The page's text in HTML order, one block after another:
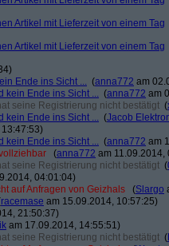
Artikel mit Lieferzeit von einem Tag
Artikel mit Lieferzeit von einem Tag
Ende ins Sicht ... (anna772 am
kein Ende ins Sicht ... (anna772 am
seine Registrierung nicht bestätigt (
kein Ende ins Sicht ... (Jacob
kein Ende ins Sicht ... (anna772 am
(anna772 am 11.09.2014,
seine Registrierung nicht bestätigt (
04:01:04)
auf Anfragen von Geizhals (Slargo
racemase am 15.09.2014, 10:57:25)
21:50:37)
am 17.09.2014, 14:55:51)
seine Registrierung nicht bestätigt (